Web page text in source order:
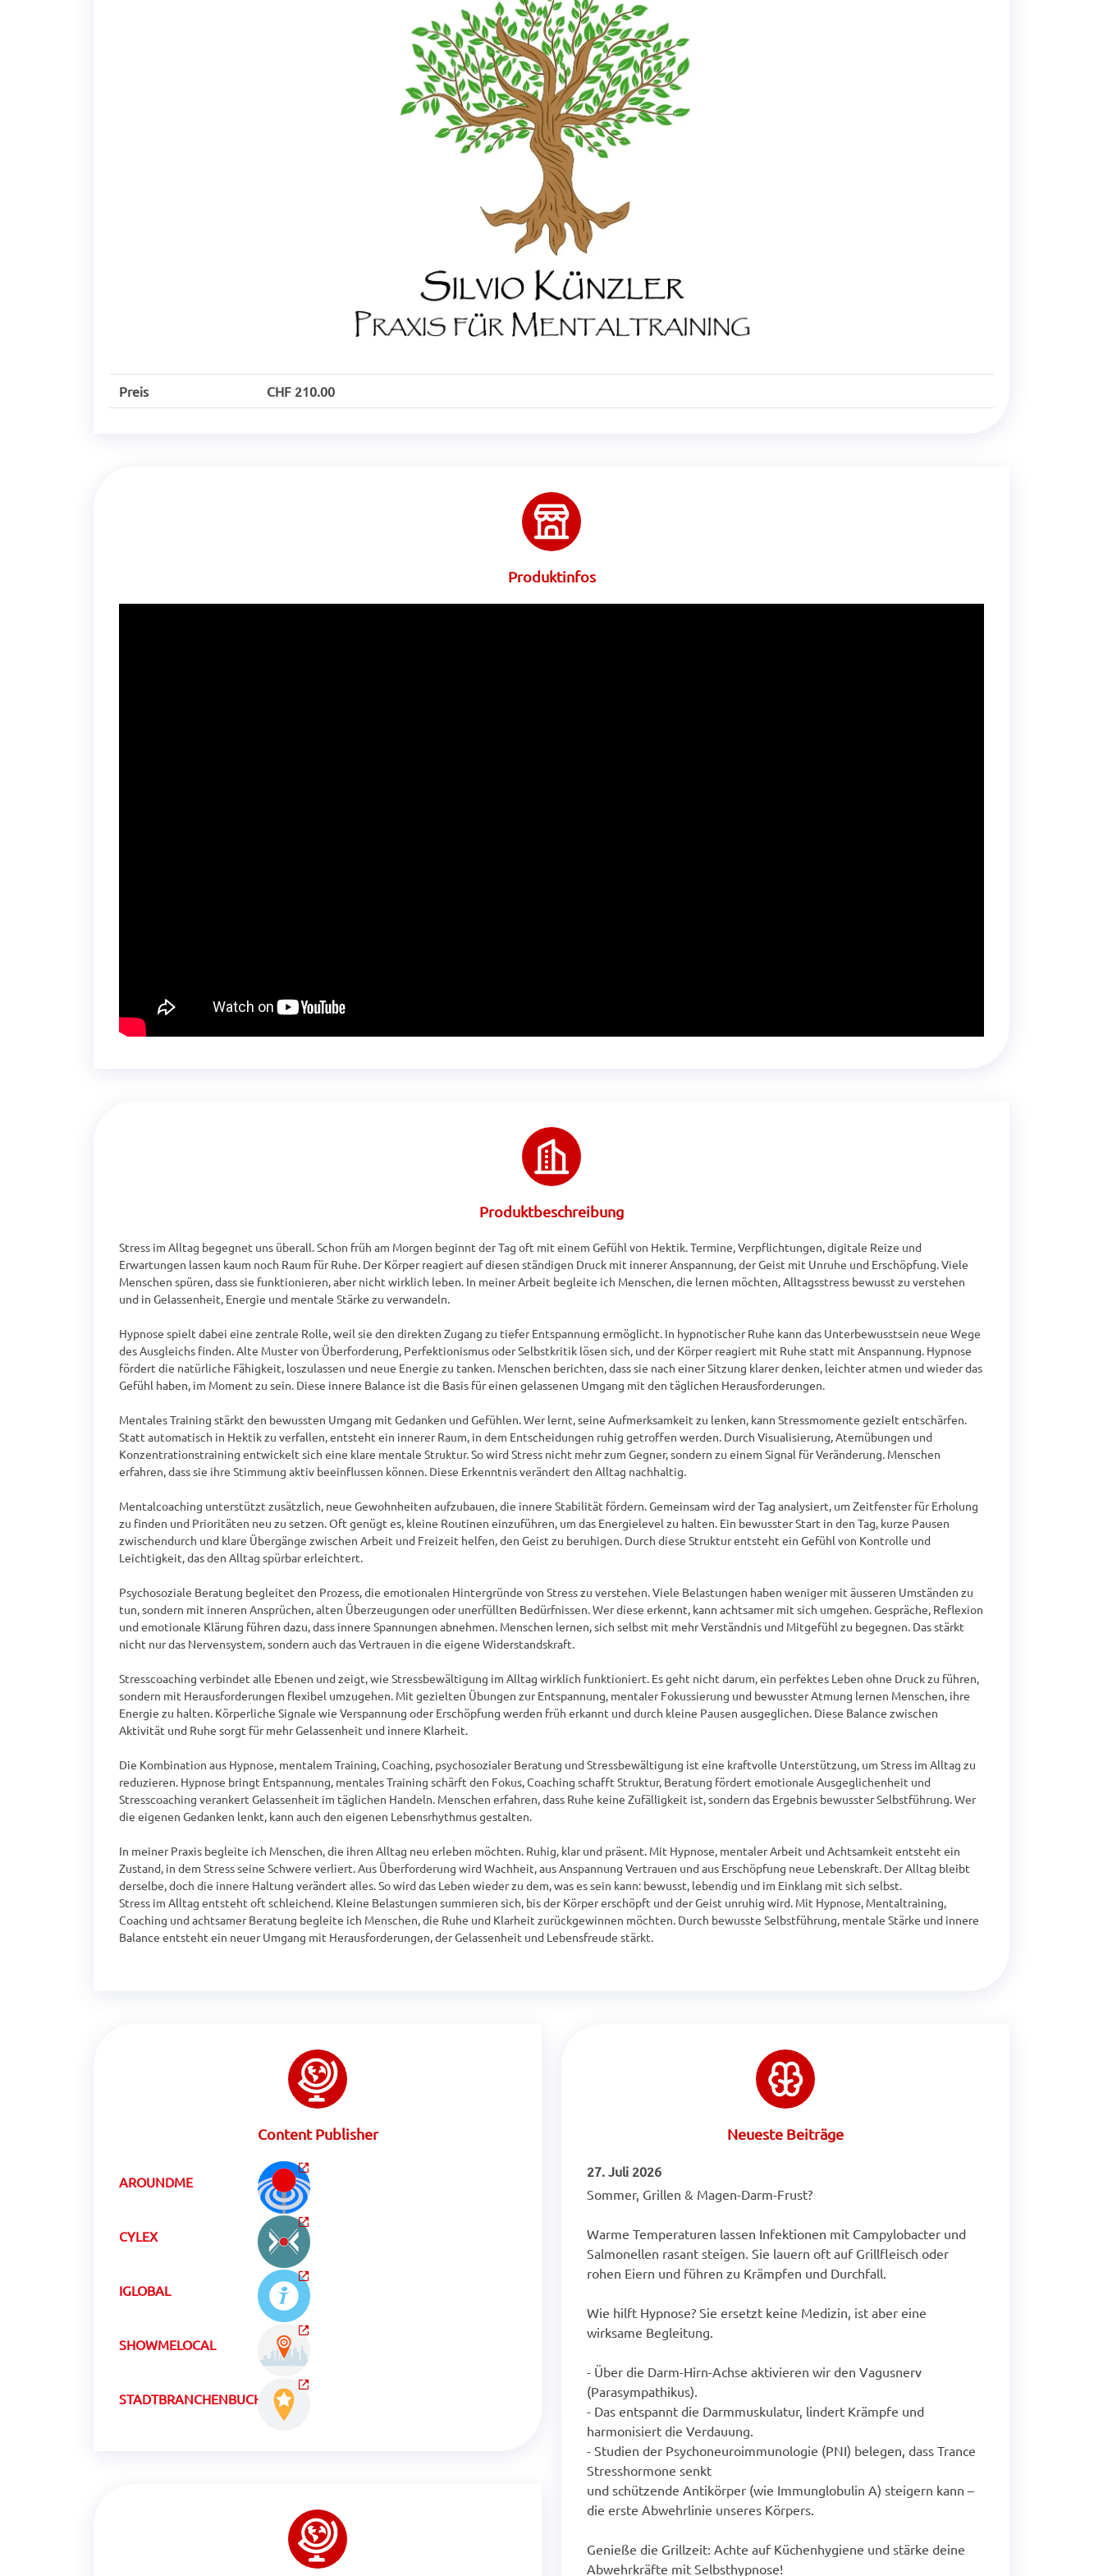
Preis CHF 210.00
Produktinfos
Produktbeschreibung
Stress im Alltag begegnet uns überall. Schon früh am Morgen beginnt der Tag oft mit einem Gefühl von Hektik. Termine, Verpflichtungen, digitale Reize und
Erwartungen lassen kaum noch Raum für Ruhe. Der Körper reagiert auf diesen ständigen Druck mit innerer Anspannung, der Geist mit Unruhe und Erschöpfung. Viele
Menschen spüren, dass sie funktionieren, aber nicht wirklich leben. In meiner Arbeit begleite ich Menschen, die lernen möchten, Alltagsstress bewusst zu verstehen
und in Gelassenheit, Energie und mentale Stärke zu verwandeln.
Hypnose spielt dabei eine zentrale Rolle, weil sie den direkten Zugang zu tiefer Entspannung ermöglicht. In hypnotischer Ruhe kann das Unterbewusstsein neue Wege
des Ausgleichs finden. Alte Muster von Überforderung, Perfektionismus oder Selbstkritik lösen sich, und der Körper reagiert mit Ruhe statt mit Anspannung. Hypnose
fördert die natürliche Fähigkeit, loszulassen und neue Energie zu tanken. Menschen berichten, dass sie nach einer Sitzung klarer denken, leichter atmen und wieder das
Gefühl haben, im Moment zu sein. Diese innere Balance ist die Basis für einen gelassenen Umgang mit den täglichen Herausforderungen.
Mentales Training stärkt den bewussten Umgang mit Gedanken und Gefühlen. Wer lernt, seine Aufmerksamkeit zu lenken, kann Stressmomente gezielt entschärfen.
Statt automatisch in Hektik zu verfallen, entsteht ein innerer Raum, in dem Entscheidungen ruhig getroffen werden. Durch Visualisierung, Atemübungen und
Konzentrationstraining entwickelt sich eine klare mentale Struktur. So wird Stress nicht mehr zum Gegner, sondern zu einem Signal für Veränderung. Menschen
erfahren, dass sie ihre Stimmung aktiv beeinflussen können. Diese Erkenntnis verändert den Alltag nachhaltig.
Mentalcoaching unterstützt zusätzlich, neue Gewohnheiten aufzubauen, die innere Stabilität fördern. Gemeinsam wird der Tag analysiert, um Zeitfenster für Erholung
zu finden und Prioritäten neu zu setzen. Oft genügt es, kleine Routinen einzuführen, um das Energielevel zu halten. Ein bewusster Start in den Tag, kurze Pausen
zwischendurch und klare Übergänge zwischen Arbeit und Freizeit helfen, den Geist zu beruhigen. Durch diese Struktur entsteht ein Gefühl von Kontrolle und
Leichtigkeit, das den Alltag spürbar erleichtert.
Psychosoziale Beratung begleitet den Prozess, die emotionalen Hintergründe von Stress zu verstehen. Viele Belastungen haben weniger mit äusseren Umständen zu
tun, sondern mit inneren Ansprüchen, alten Überzeugungen oder unerfüllten Bedürfnissen. Wer diese erkennt, kann achtsamer mit sich umgehen. Gespräche, Reflexion
und emotionale Klärung führen dazu, dass innere Spannungen abnehmen. Menschen lernen, sich selbst mit mehr Verständnis und Mitgefühl zu begegnen. Das stärkt
nicht nur das Nervensystem, sondern auch das Vertrauen in die eigene Widerstandskraft.
Stresscoaching verbindet alle Ebenen und zeigt, wie Stressbewältigung im Alltag wirklich funktioniert. Es geht nicht darum, ein perfektes Leben ohne Druck zu führen,
sondern mit Herausforderungen flexibel umzugehen. Mit gezielten Übungen zur Entspannung, mentaler Fokussierung und bewusster Atmung lernen Menschen, ihre
Energie zu halten. Körperliche Signale wie Verspannung oder Erschöpfung werden früh erkannt und durch kleine Pausen ausgeglichen. Diese Balance zwischen
Aktivität und Ruhe sorgt für mehr Gelassenheit und innere Klarheit.
Die Kombination aus Hypnose, mentalem Training, Coaching, psychosozialer Beratung und Stressbewältigung ist eine kraftvolle Unterstützung, um Stress im Alltag zu
reduzieren. Hypnose bringt Entspannung, mentales Training schärft den Fokus, Coaching schafft Struktur, Beratung fördert emotionale Ausgeglichenheit und
Stresscoaching verankert Gelassenheit im täglichen Handeln. Menschen erfahren, dass Ruhe keine Zufälligkeit ist, sondern das Ergebnis bewusster Selbstführung. Wer
die eigenen Gedanken lenkt, kann auch den eigenen Lebensrhythmus gestalten.
In meiner Praxis begleite ich Menschen, die ihren Alltag neu erleben möchten. Ruhig, klar und präsent. Mit Hypnose, mentaler Arbeit und Achtsamkeit entsteht ein
Zustand, in dem Stress seine Schwere verliert. Aus Überforderung wird Wachheit, aus Anspannung Vertrauen und aus Erschöpfung neue Lebenskraft. Der Alltag bleibt
derselbe, doch die innere Haltung verändert alles. So wird das Leben wieder zu dem, was es sein kann: bewusst, lebendig und im Einklang mit sich selbst.
Stress im Alltag entsteht oft schleichend. Kleine Belastungen summieren sich, bis der Körper erschöpft und der Geist unruhig wird. Mit Hypnose, Mentaltraining,
Coaching und achtsamer Beratung begleite ich Menschen, die Ruhe und Klarheit zurückgewinnen möchten. Durch bewusste Selbstführung, mentale Stärke und innere
Balance entsteht ein neuer Umgang mit Herausforderungen, der Gelassenheit und Lebensfreude stärkt.
Content Publisher
AROUNDME
CYLEX
IGLOBAL
SHOWMELOCAL
STADTBRANCHENBUCHCH
Neueste Beiträge
27. Juli 2026
Sommer, Grillen & Magen-Darm-Frust?
Warme Temperaturen lassen Infektionen mit Campylobacter und
Salmonellen rasant steigen. Sie lauern oft auf Grillfleisch oder
rohen Eiern und führen zu Krämpfen und Durchfall.
Wie hilft Hypnose? Sie ersetzt keine Medizin, ist aber eine
wirksame Begleitung.
- Über die Darm-Hirn-Achse aktivieren wir den Vagusnerv
(Parasympathikus).
- Das entspannt die Darmmuskulatur, lindert Krämpfe und
harmonisiert die Verdauung.
- Studien der Psychoneuroimmunologie (PNI) belegen, dass Trance
Stresshormone senkt
und schützende Antikörper (wie Immunglobulin A) steigern kann –
die erste Abwehrlinie unseres Körpers.
Genieße die Grillzeit: Achte auf Küchenhygiene und stärke deine
Abwehrkräfte mit Selbsthypnose!